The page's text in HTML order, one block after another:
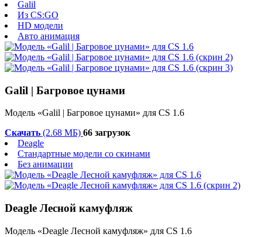
Galil
Из CS:GO
HD модели
Авто анимация
Galil | Багровое цунами
Модель «Galil | Багровое цунами» для CS 1.6
Скачать (2.68 МБ) 66 загрузок
Deagle
Стандартные модели со скинами
Без анимации
Deagle Лесной камуфляж
Модель «Deagle Лесной камуфляж» для CS 1.6